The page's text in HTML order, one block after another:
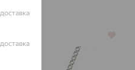
доставка
доставка